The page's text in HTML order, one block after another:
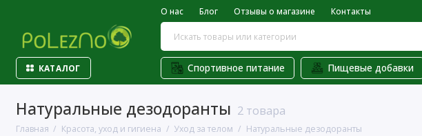
О нас Блог Отзывы о магазине Контакты
КАТАЛОГ Спортивное питание Пищевые добавки
Натуральные дезодоранты 2 товара
Главная Красота, уход и гигиена Уход за телом Натуральные дезодоранты